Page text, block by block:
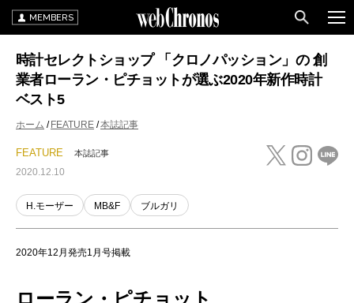
MEMBERS
時計セレクトショップ 「クロノパッション」の 創
業者ローラン・ピチョットが選ぶ2020年新作時計
ベスト5
ホーム FEATURE 本誌記事
FEATURE 本誌記事
2020.12.10
H.モーザー MB&F ブルガリ
2020年12月発売1月号掲載
ローラン・ピチョット